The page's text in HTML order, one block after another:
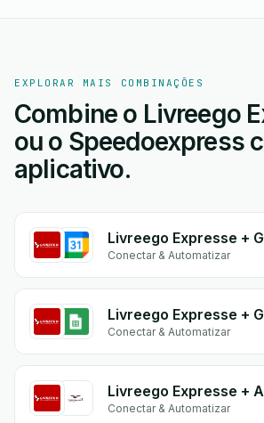
EXPLORAR MAIS COMBINAÇÕES
Combine o Livreego
ou o Speedoexpress
aplicativo.
Conectar & Automatizar
Conectar & Automatizar
Conectar & Automatizar